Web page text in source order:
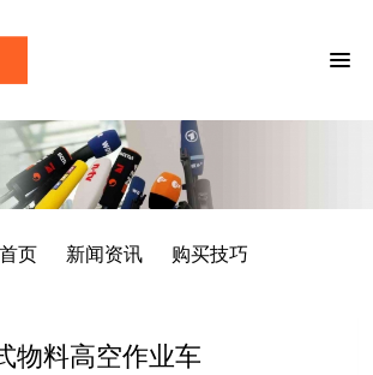
页 新闻资讯 购买技巧
物料高空作业车